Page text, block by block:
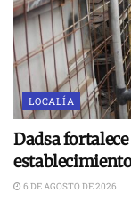
LOCALÍA
Dadsa
6 DE AGOSTO DE 2026